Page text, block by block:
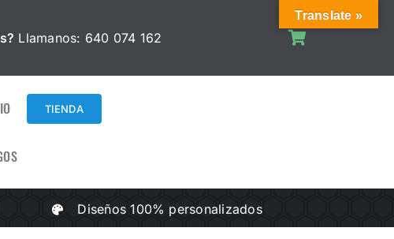
Llamanos: 640 074 162
TIENDA
Diseños 100% personalizados
Translate »